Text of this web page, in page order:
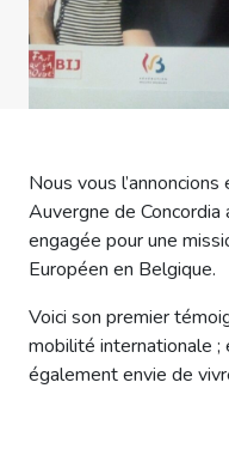
Nous vous
Auvergne de Concordia
engagée pour une
Européen en Belgique.
Voici son premier
mobilité internationale ;
également envie de